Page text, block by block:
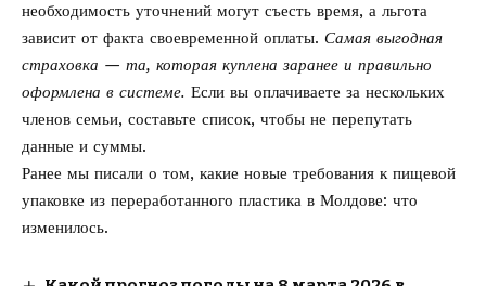
необходимость уточнений могут съесть время, а льгота
зависит от факта своевременной оплаты. Самая выгодная
страховка — та, которая куплена заранее и правильно
оформлена в системе. Если вы оплачиваете за нескольких
членов семьи, составьте список, чтобы не перепутать
данные и суммы.
Ранее мы писали о том, какие новые требования к пищевой
упаковке из переработанного пластика в Молдове: что
изменилось.